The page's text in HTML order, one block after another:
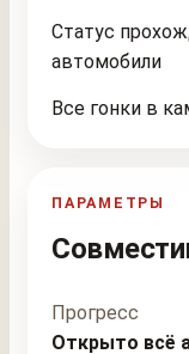
Статус
автомобили
Все гонки в
ПАРАМЕТРЫ
Прогресс
Открыто всё